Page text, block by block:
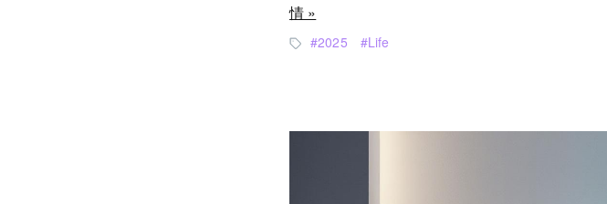
情 »
2025 Life